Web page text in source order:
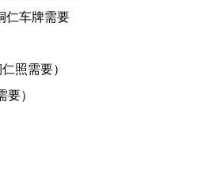
仁车牌需要
照需要）
）